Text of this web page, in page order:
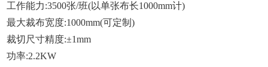
工作能力:3500张/班(以单张布长1000mm计)
最大裁布宽度:1000mm(可定制)
裁切尺寸精度:±1mm
功率:2.2KW